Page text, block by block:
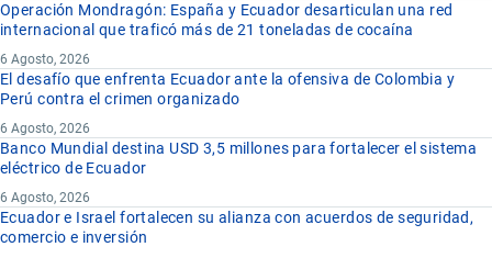
Operación Mondragón: España y Ecuador desarticulan una red
internacional que traficó más de 21 toneladas de cocaína
6 Agosto, 2026
El desafío que enfrenta Ecuador ante la ofensiva de Colombia y
Perú contra el crimen organizado
6 Agosto, 2026
Banco Mundial destina USD 3,5 millones para fortalecer el sistema
eléctrico de Ecuador
6 Agosto, 2026
Ecuador e Israel fortalecen su alianza con acuerdos de seguridad,
comercio e inversión